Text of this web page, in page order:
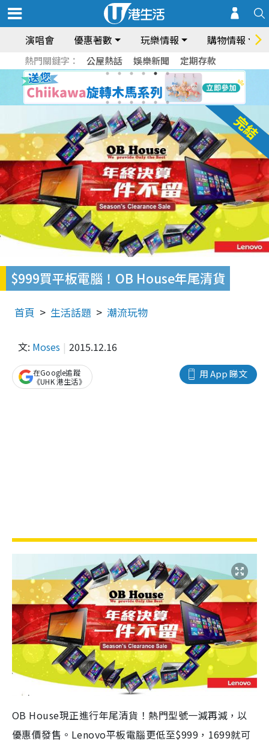
演唱會 優惠著數 玩樂情報 購物情報
熱門關鍵字： 公屋熱話 娛樂新聞 定期存款
$999買平板電腦！OB House年尾清貨
首頁 生活話題 潮流玩物
文: Moses 2015.12.16
用 App 睇文
在Google追蹤
《UHK 港生活》
OB House現正進行年尾清貨！熱門型號一減再減，以
優惠價發售。Lenovo平板電腦更低至$999，1699就可